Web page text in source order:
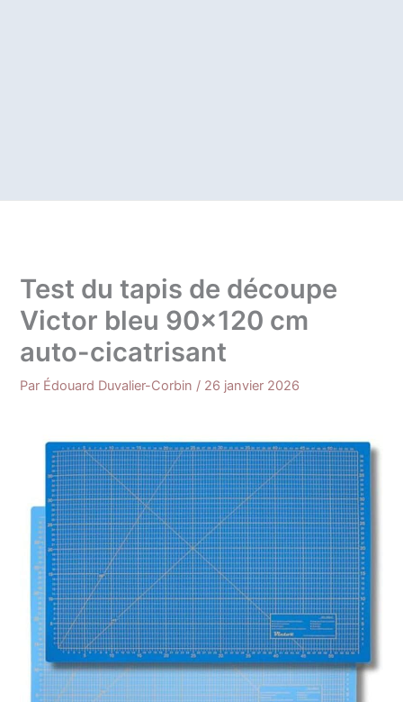
Test du tapis de découpe
Victor bleu 90×120 cm
auto-cicatrisant
Par Édouard Duvalier-Corbin / 26 janvier 2026